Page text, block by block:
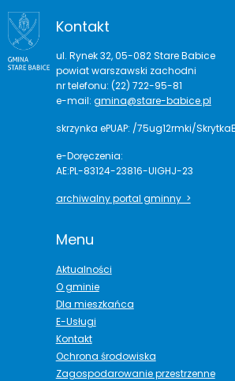
Kontakt
ul. Rynek 32, 05-082 Stare Babice
powiat warszawski zachodni
nr telefonu: (22) 722-95-81
e-mail: gmina@stare-babice.pl
skrzynka ePUAP: /75ug12rmki/
e-Doręczenia:
AE:PL-83124-23816-UIGHJ-23
archiwalny portal gminny >
Menu
Aktualności
O gminie
Dla mieszkańca
E-Usługi
Kontakt
Ochrona środowiska
Zagospodarowanie przestrzenne